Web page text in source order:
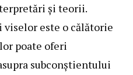
și teorii.
este o călătorie
poate oferi
subconștientului